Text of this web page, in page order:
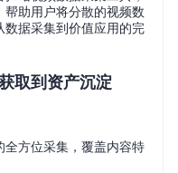
助用户将分散的视频数
据采集到价值应用的完
取到资产沉淀
全方位采集，覆盖内容特